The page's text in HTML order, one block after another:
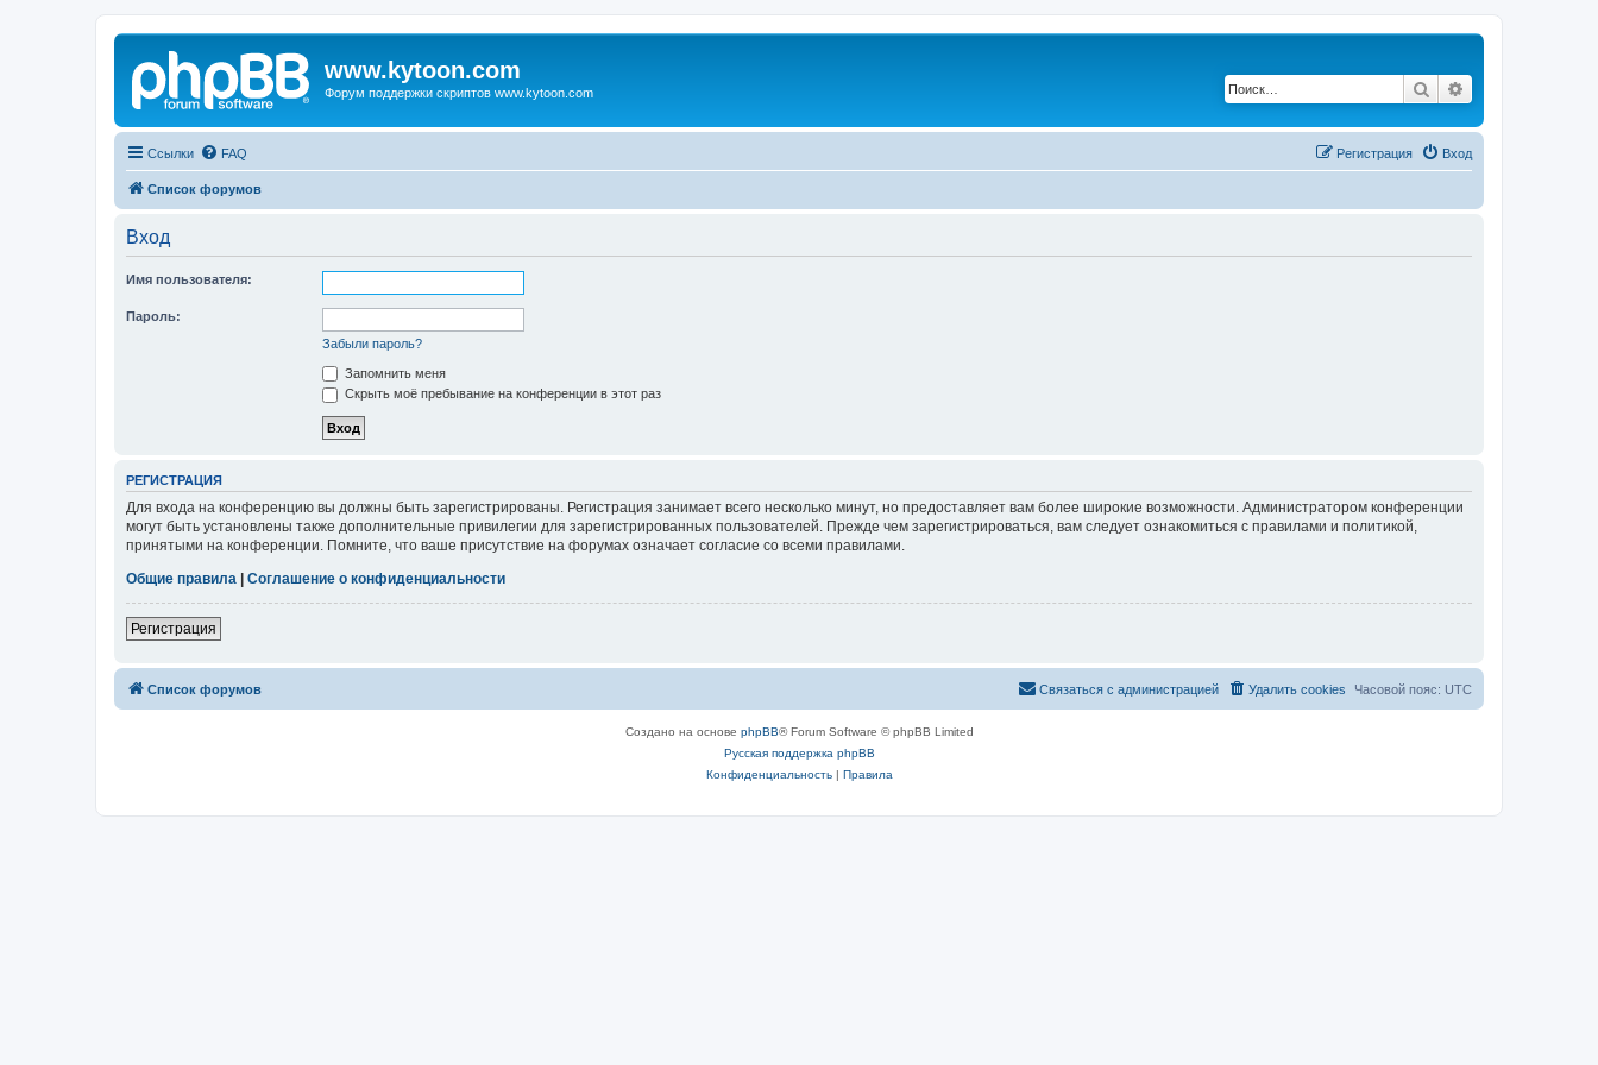
www.kytoon.com
Форум поддержки скриптов www.kytoon.com Поиск
Ссылки FAQ Вход
Регистрация
Список форумов
Вход
Имя пользователя:
Пароль:
Забыли пароль?
Запомнить меня
Скрыть моё пребывание на конференции в этот раз
РЕГИСТРАЦИЯ
Для входа на конференцию вы должны быть зарегистрированы. Регистрация занимает всего несколько минут, но предоставляет вам более широкие возможности. Администратором конференции
могут быть установлены также дополнительные привилегии для зарегистрированных пользователей. Прежде чем зарегистрироваться, вам следует ознакомиться с правилами и политикой,
принятыми на конференции. Помните, что ваше присутствие на форумах означает согласие со всеми правилами.
Общие правила
Соглашение о конфиденциальности
Регистрация
Список форумов Часовой пояс: UTC
Удалить cookies
Связаться с администрацией
Создано на основе phpBB® Forum Software © phpBB Limited
Русская поддержка phpBB
Конфиденциальность| Правила